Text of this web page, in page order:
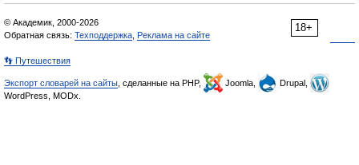
18+
© Академик, 2000-2026
Обратная связь: Техподдержка Реклама на сайте
👣 Путешествия
Экспорт словарей на сайты , сделанные на PHP, Joomla,
Drupal,
WordPress, MODx.